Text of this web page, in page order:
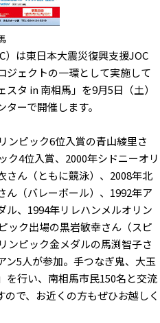
は東日本大震災復興支援JOC
ジェクトの一環として実施して
タ in 南相馬」を9月5日（土）
ーで開催します。
ンピック6位入賞の青山綾里さ
ク4位入賞、2000年シドニーオリ
さん（ともに競泳）、2008年北
ん（バレーボール）、1992年ア
ル、1994年リレハンメルオリン
ック出場の黒岩敏幸さん（スピ
ンピック金メダルの馬渕智子さ
ン5人が参加。手つなぎ鬼、大玉
を行い、南相馬市民150名と交流
で、お近くの方もぜひお越しく